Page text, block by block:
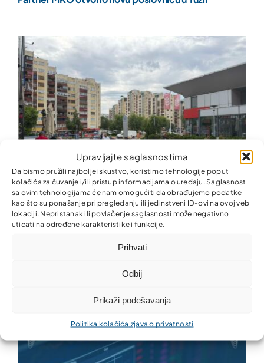
Upravljajte saglasnostima
Da bismo pružili najbolje iskustvo, koristimo tehnologije poput
kolačića za čuvanje i/ili pristup informacijama o uređaju. Saglasnost
sa ovim tehnologijama će nam omogućiti da obrađujemo podatke
kao što su ponašanje pri pregledanju ili jedinstveni ID-ovi na ovoj veb
lokaciji. Nepristanak ili povlačenje saglasnosti može negativno
uticati na određene karakteristike i funkcije.
Prihvati
Odbij
Prikaži podešavanja
Politika kolačića Izjava o privatnosti
Zajedno za ljepšu i uredniju zajednicu!